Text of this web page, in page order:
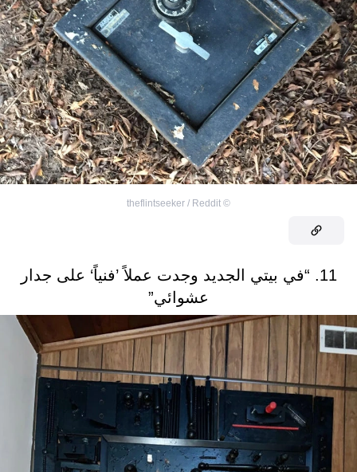
©
theflintseeker / Reddit
11. “في بيتي الجديد وجدت عملاً ’فنياً‘ على جدار
عشوائي”